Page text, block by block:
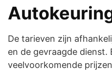
De tarieven zijn
en de gevraagde dienst.
veelvoorkomende